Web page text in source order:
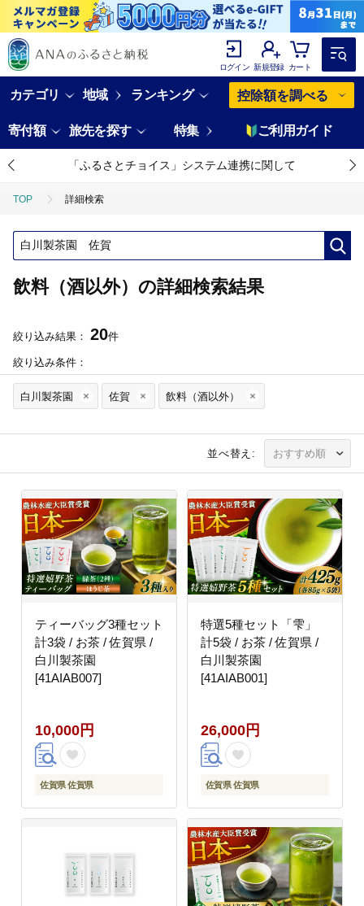
ログイン 新規登録 カート
カテゴリ 地域 ランキング 控除額を調べる
寄付額 旅先を探す 特集 ご利用ガイド
「ふるさとチョイス」システム連携に関して
TOP 詳細検索
飲料（酒以外）の詳細検索結果
絞り込み結果： 20件
絞り込み条件：
白川製茶園 佐賀 飲料（酒以外）
並べ替え:
ティーバッグ3種セット
計3袋 / お茶 / 佐賀県 /
白川製茶園
[41AIAB007]
10,000円
佐賀県 佐賀県
特選5種セット「雫」
計5袋 / お茶 / 佐賀県 /
白川製茶園
[41AIAB001]
26,000円
佐賀県 佐賀県